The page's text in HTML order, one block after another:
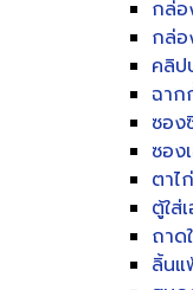
กล่อ
กล่อ
คลิป
ฉาก
ซอง
ซอง
ตาไ
ตู้ใส่
ถาด
ลิ้นแ